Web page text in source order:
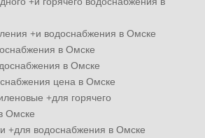
+и водоснабжения в Омске
в Омске
в Омске
цена в Омске
+для горячего
Омске
+для водоснабжения в Омске